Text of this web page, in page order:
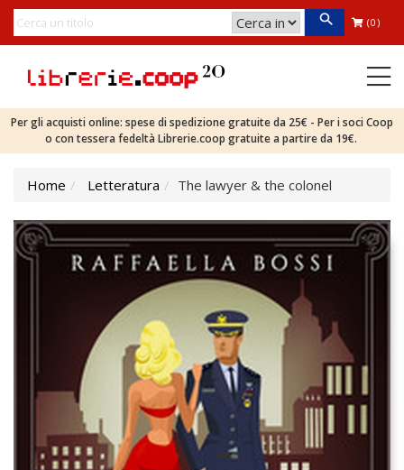
(0)
Per gli acquisti online: spese di spedizione gratuite da 25€ - Per i soci Coop
o con tessera fedeltà Librerie.coop gratuite a partire da 19€.
Home Letteratura The lawyer & the colonel